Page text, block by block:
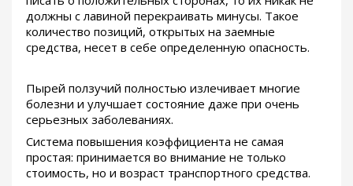
должны с лавиной перекраивать минусы. Такое
количество позиций, открытых на заемные
средства, несет в себе определенную опасность.
Пырей ползучий полностью излечивает многие
болезни и улучшает состояние даже при очень
серьезных заболеваниях.
Система повышения коэффициента не самая
простая: принимается во внимание не только
стоимость, но и возраст транспортного средства.